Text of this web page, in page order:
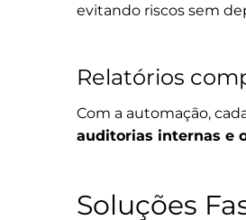
evitando riscos sem
Relatórios
Com a automação,
auditorias internas e
Soluções